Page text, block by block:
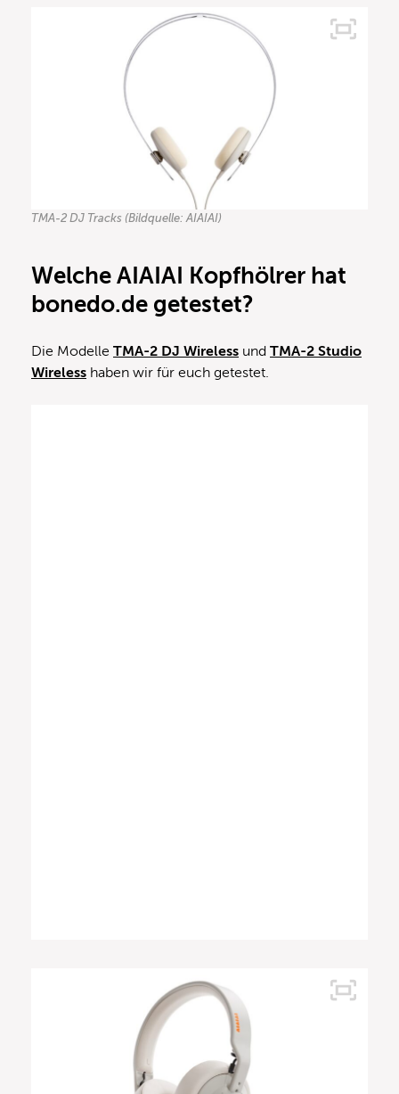
TMA-2 DJ Tracks (Bildquelle: AIAIAI)
Welche AIAIAI Kopfhölrer hat
bonedo.de getestet?
Die Modelle TMA-2 DJ Wireless und TMA-2 Studio
Wireless haben wir für euch getestet.